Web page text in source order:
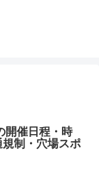
開催日程・時
制・穴場スポ